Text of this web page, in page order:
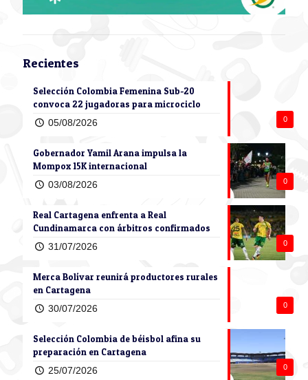
Recientes
0
Selección Colombia Femenina Sub-20
convoca 22 jugadoras para microciclo
05/08/2026
0
Gobernador Yamil Arana impulsa la
Mompox 15K internacional
03/08/2026
0
Real Cartagena enfrenta a Real
Cundinamarca con árbitros confirmados
31/07/2026
0
Merca Bolívar reunirá productores rurales
en Cartagena
30/07/2026
0
Selección Colombia de béisbol afina su
preparación en Cartagena
25/07/2026